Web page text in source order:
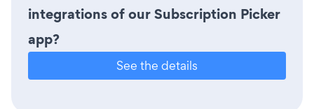
integrations of our Subscription Picker
app?
See the details